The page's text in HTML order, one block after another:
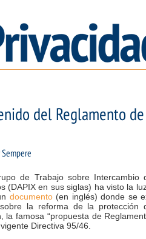
del Reglamento
Sempere
de Trabajo sobre Intercambio
(DAPIX en sus siglas) ha visto la
documento(en inglés) donde se
la reforma de la protección
la famosa “propuesta de
Directiva 95/46.